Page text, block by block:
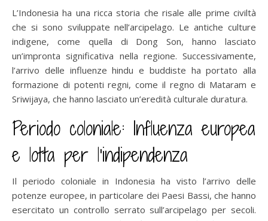
L’Indonesia ha una ricca storia che risale alle prime civiltà
che si sono sviluppate nell’arcipelago. Le antiche culture
indigene, come quella di Dong Son, hanno lasciato
un’impronta significativa nella regione. Successivamente,
l’arrivo delle influenze hindu e buddiste ha portato alla
formazione di potenti regni, come il regno di Mataram e
Sriwijaya, che hanno lasciato un’eredità culturale duratura.
Periodo coloniale: Influenza europea
e lotta per l’indipendenza
Il periodo coloniale in Indonesia ha visto l’arrivo delle
potenze europee, in particolare dei Paesi Bassi, che hanno
esercitato un controllo serrato sull’arcipelago per secoli.